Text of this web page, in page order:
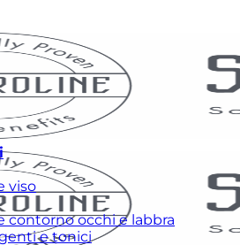
viso
contorno occhi e labbra
e tonici